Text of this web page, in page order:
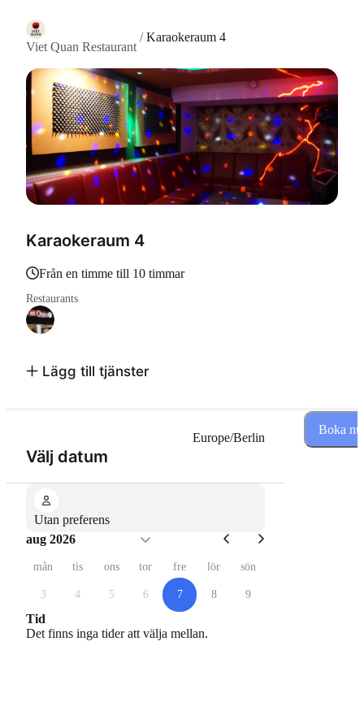
Viet Quan Restaurant
/Karaokeraum 4
Karaokeraum 4
Från en timme till 10 timmar
Restaurants
Lägg till tjänster
Välj datum
Europe/Berlin
Utan preferens
aug 2026
mån tis ons tor fre lör sön
3 4 5 6 7 8 9
Tid
Det finns inga tider att välja mellan.
Boka nu